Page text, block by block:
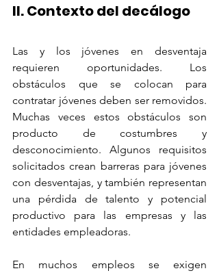
II. Contexto del decálogo
Las y los jóvenes en desventaja
requieren oportunidades. Los
obstáculos que se colocan para
contratar jóvenes deben ser removidos.
Muchas veces estos obstáculos son
producto de costumbres y
desconocimiento. Algunos requisitos
solicitados crean barreras para jóvenes
con desventajas, y también representan
una pérdida de talento y potencial
productivo para las empresas y las
entidades empleadoras.
En muchos empleos se exigen